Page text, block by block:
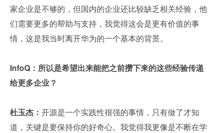
家企业是不够的，但国内的企业还比较缺乏相关经验，他
们需要更多的帮助与支持，我觉得这会是更有价值的事
情，这是我当时离开华为的一个基本的背景。
InfoQ：所以是希望出来能把之前攒下来的这些经验传递
给更多企业？
杜玉杰： 开源是一个实践性很强的事情，只有做了才知
道，关键是要保持你的好奇心。我觉得我更像是不断在学